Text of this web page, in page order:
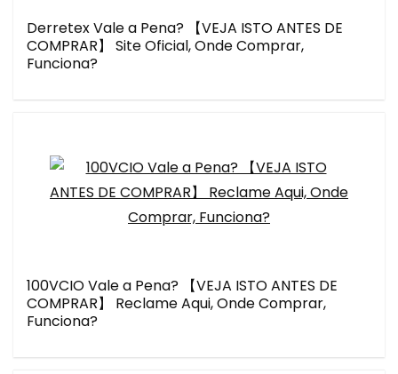
Derretex Vale a Pena? 【VEJA ISTO ANTES DE
COMPRAR】 Site Oficial, Onde Comprar,
Funciona?
100VCIO Vale a Pena? 【VEJA ISTO ANTES DE
COMPRAR】 Reclame Aqui, Onde Comprar,
Funciona?